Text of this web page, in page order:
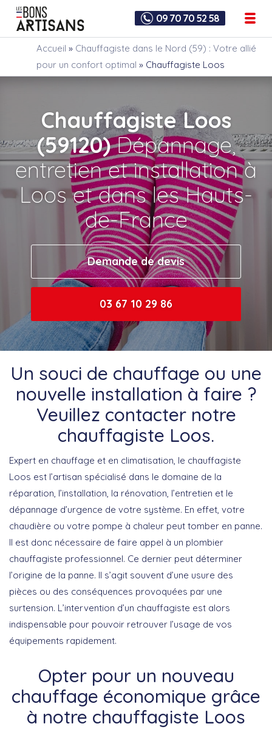
09 70 70 52 58
Accueil » Chauffagiste dans le Nord (59) : Votre allié
pour un confort optimal » Chauffagiste Loos
Chauffagiste Loos
(59120)Dépannage,
entretien et installation à
Loos et dans les Hauts-
de-France
Demande de devis
03 67 10 29 86
Un souci de chauffage ou une
nouvelle installation à faire ?
Veuillez contacter notre
chauffagiste Loos.
Expert en chauffage et en climatisation, le chauffagiste
Loos est l’artisan spécialisé dans le domaine de la
réparation, l’installation, la rénovation, l’entretien et le
dépannage d’urgence de votre système. En effet, votre
chaudière ou votre pompe à chaleur peut tomber en panne.
Il est donc nécessaire de faire appel à un plombier
chauffagiste professionnel. Ce dernier peut déterminer
l’origine de la panne. Il s’agit souvent d’une usure des
pièces ou des conséquences provoquées par une
surtension. L’intervention d’un chauffagiste est alors
indispensable pour pouvoir retrouver l’usage de vos
équipements rapidement.
Opter pour un nouveau
chauffage économique grâce
à notre chauffagiste Loos